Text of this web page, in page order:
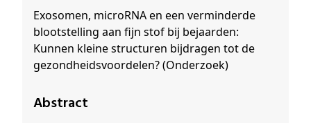
Exosomen, microRNA en een verminderde
blootstelling aan fijn stof bij bejaarden:
Kunnen kleine structuren bijdragen tot de
gezondheidsvoordelen? (Onderzoek)
Abstract